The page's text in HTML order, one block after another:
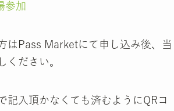
参加
はPass Marketにて申し込み後、当
ください。
記入頂かなくても済むようにQRコ